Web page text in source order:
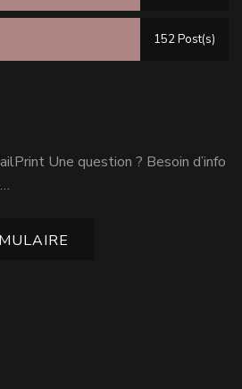
152 Post(s)
Une question ? Besoin d’info